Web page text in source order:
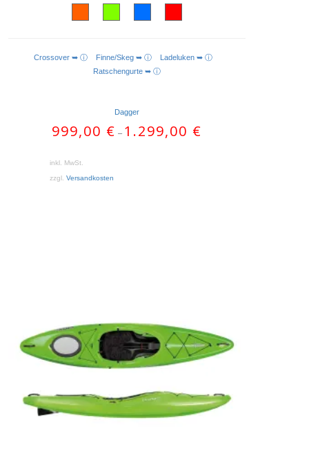
AUSFÜHRUNG WÄHLEN
Crossover ➥ ⓘ Finne/Skeg ➥ ⓘ
Ladeluken ➥ ⓘ
Ratschengurte ➥ ⓘ
Dagger
999,00 € – 1.299,00 €
inkl. MwSt.
zzgl.Versandkosten
Optionen
Produktseite